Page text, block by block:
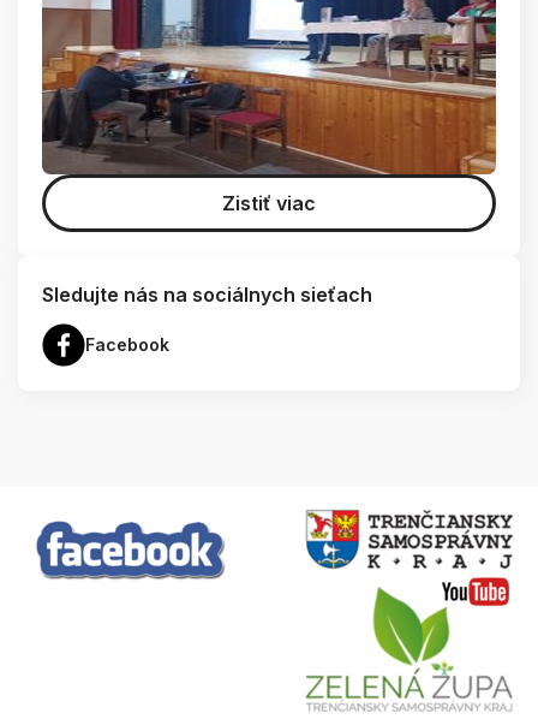
Zistiť viac
Sledujte nás na sociálnych sieťach
Facebook